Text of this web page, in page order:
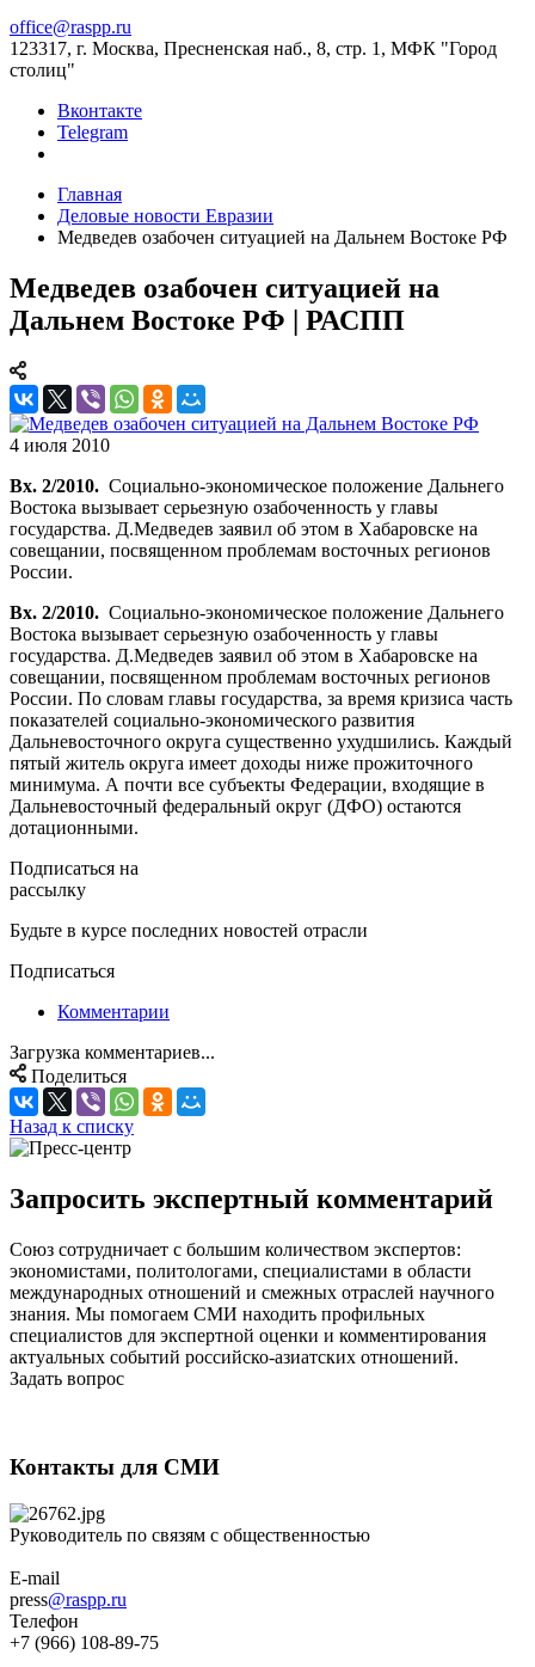
office@raspp.ru
123317, г. Москва, Пресненская наб., 8, стр. 1, МФК "Город
столиц"
Вконтакте
Telegram
Главная
Деловые новости Евразии
Медведев озабочен ситуацией на Дальнем Востоке РФ
Медведев озабочен ситуацией на
Дальнем Востоке РФ | РАСПП
4 июля 2010
Вх. 2/2010. Социально-экономическое положение Дальнего
Востока вызывает серьезную озабоченность у главы
государства. Д.Медведев заявил об этом в Хабаровске на
совещании, посвященном проблемам восточных регионов
России.
Вх. 2/2010. Социально-экономическое положение Дальнего
Востока вызывает серьезную озабоченность у главы
государства. Д.Медведев заявил об этом в Хабаровске на
совещании, посвященном проблемам восточных регионов
России. По словам главы государства, за время кризиса часть
показателей социально-экономического развития
Дальневосточного округа существенно ухудшились. Каждый
пятый житель округа имеет доходы ниже прожиточного
минимума. А почти все субъекты Федерации, входящие в
Дальневосточный федеральный округ (ДФО) остаются
дотационными.
Подписаться на
рассылку
Будьте в курсе последних новостей отрасли
Подписаться
Комментарии
Загрузка комментариев...
Поделиться
Назад к списку
Запросить экспертный комментарий
Союз сотрудничает с большим количеством экспертов:
экономистами, политологами, специалистами в области
международных отношений и смежных отраслей научного
знания. Мы помогаем СМИ находить профильных
специалистов для экспертной оценки и комментирования
актуальных событий российско-азиатских отношений.
Задать вопрос
Контакты для СМИ
Руководитель по связям с общественностью
E-mail
press@raspp.ru
Телефон
+7 (966) 108-89-75